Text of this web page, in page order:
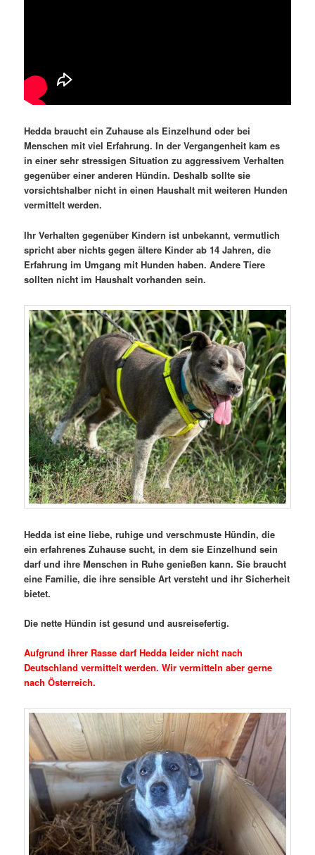
Hedda braucht ein Zuhause als Einzelhund oder bei
Menschen mit viel Erfahrung. In der Vergangenheit kam es
in einer sehr stressigen Situation zu aggressivem Verhalten
gegenüber einer anderen Hündin. Deshalb sollte sie
vorsichtshalber nicht in einen Haushalt mit weiteren Hunden
vermittelt werden.
Ihr Verhalten gegenüber Kindern ist unbekannt, vermutlich
spricht aber nichts gegen ältere Kinder ab 14 Jahren, die
Erfahrung im Umgang mit Hunden haben. Andere Tiere
sollten nicht im Haushalt vorhanden sein.
Hedda ist eine liebe, ruhige und verschmuste Hündin, die
ein erfahrenes Zuhause sucht, in dem sie Einzelhund sein
darf und ihre Menschen in Ruhe genießen kann. Sie braucht
eine Familie, die ihre sensible Art versteht und ihr Sicherheit
bietet.
Die nette Hündin ist gesund und ausreisefertig.
Aufgrund ihrer Rasse darf Hedda leider nicht nach
Deutschland vermittelt werden. Wir vermitteln aber gerne
nach Österreich.